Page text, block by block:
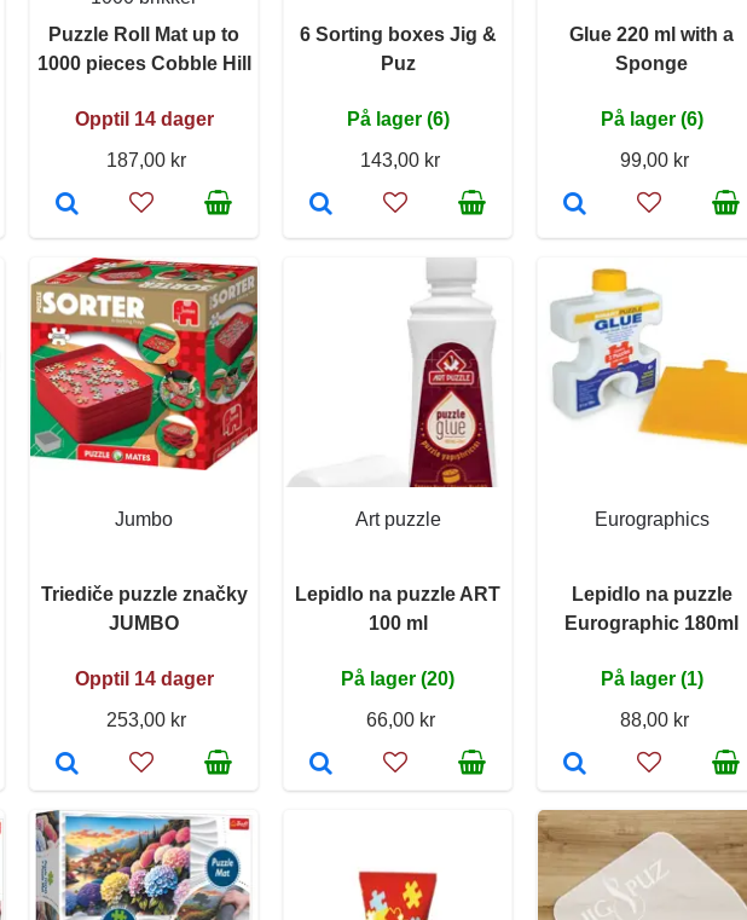
Puzzle Roll Mat up to
1000 pieces Cobble Hill
Opptil 14 dager
187,00 kr
6 Sorting boxes Jig &
Puz
På lager (6)
143,00 kr
Glue 220 ml with a
Sponge
På lager (6)
99,00 kr
Jumbo
Triediče puzzle značky
JUMBO
Opptil 14 dager
253,00 kr
Art puzzle
Lepidlo na puzzle ART
100 ml
På lager (20)
66,00 kr
Eurographics
Lepidlo na puzzle
Eurographic 180ml
På lager (1)
88,00 kr